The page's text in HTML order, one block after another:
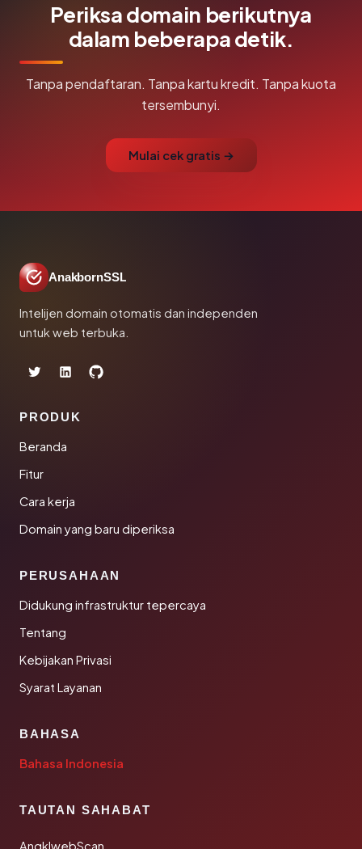
Periksa domain berikutnya
dalam beberapa detik.
Tanpa pendaftaran. Tanpa kartu kredit. Tanpa kuota
tersembunyi.
Mulai cek gratis →
AnakbornSSL
Intelijen domain otomatis dan independen
untuk web terbuka.
PRODUK
Beranda
Fitur
Cara kerja
Domain yang baru diperiksa
PERUSAHAAN
Didukung infrastruktur tepercaya
Tentang
Kebijakan Privasi
Syarat Layanan
BAHASA
Bahasa Indonesia
TAUTAN SAHABAT
AngklwebScan